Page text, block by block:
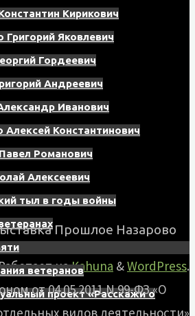
Кирикович
Григорий Яковлевич
Гордеевич
Андреевич
Иванович
Алексей Константинович
Романович
Алексеевич
тыл в годы войны
ветеранов
проект «Расскажи о
Прошлое Назарово
наKahuna &WordPress.
от 04.05.2011 N 99-ФЗ «О
видов деятельности»